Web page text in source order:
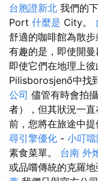
台胞證新北 我們的
Port 什麼是 City。
舒適的咖啡館為散步
有趣的是，即使開
即使它們在地理上彼
Pilisborosjenő中找
公司 儘管有時會拍
者），但其狀況一直
前，您將在旅途中
尋引擎優化 - 小叮
素食菜單。 台南 外
或品嚐傳統的克羅地